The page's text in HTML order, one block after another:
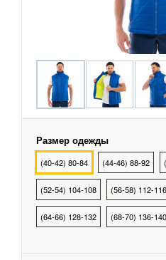
структур
охоты, туризма
Индивидуальной
Защиты Рук
Размер одежды
(40-42) 80-84 (44-46) 88-92
(52-54) 104-108 (56-58) 112-116
(64-66) 128-132 (68-70) 136-140